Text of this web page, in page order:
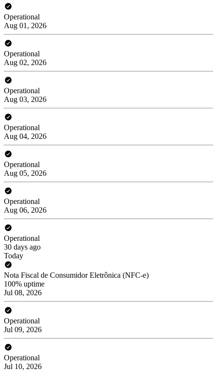
Operational
Aug 01, 2026
Operational
Aug 02, 2026
Operational
Aug 03, 2026
Operational
Aug 04, 2026
Operational
Aug 05, 2026
Operational
Aug 06, 2026
Operational
30 days ago
Today
Nota Fiscal de Consumidor Eletrônica (NFC-e)
100% uptime
Jul 08, 2026
Operational
Jul 09, 2026
Operational
Jul 10, 2026